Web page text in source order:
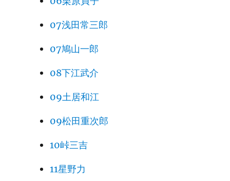
07浅田常三郎
07鳩山一郎
08下江武介
09土居和江
09松田重次郎
10峠三吉
11星野力